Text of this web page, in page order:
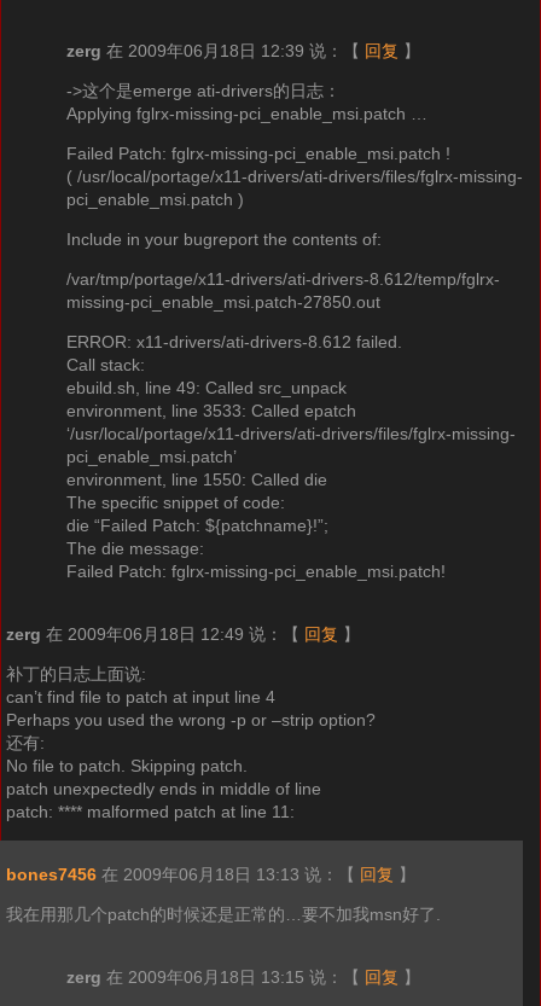
zerg 在 2009年06月18日 12:39 说： 【 回复 】
->这个是emerge ati-drivers的日志：
Applying fglrx-missing-pci_enable_msi.patch …
Failed Patch: fglrx-missing-pci_enable_msi.patch !
( /usr/local/portage/x11-drivers/ati-drivers/files/fglrx-missing-
pci_enable_msi.patch )
Include in your bugreport the contents of:
/var/tmp/portage/x11-drivers/ati-drivers-8.612/temp/fglrx-
missing-pci_enable_msi.patch-27850.out
ERROR: x11-drivers/ati-drivers-8.612 failed.
Call stack:
ebuild.sh, line 49: Called src_unpack
environment, line 3533: Called epatch
‘/usr/local/portage/x11-drivers/ati-drivers/files/fglrx-missing-
pci_enable_msi.patch’
environment, line 1550: Called die
The specific snippet of code:
die “Failed Patch: ${patchname}!”;
The die message:
Failed Patch: fglrx-missing-pci_enable_msi.patch!
zerg 在 2009年06月18日 12:49 说： 【 回复 】
补丁的日志上面说:
can’t find file to patch at input line 4
Perhaps you used the wrong -p or –strip option?
还有:
No file to patch. Skipping patch.
patch unexpectedly ends in middle of line
patch: **** malformed patch at line 11:
bones7456 在 2009年06月18日 13:13 说： 【 回复 】
我在用那几个patch的时候还是正常的…要不加我msn好了.
zerg 在 2009年06月18日 13:15 说： 【 回复 】